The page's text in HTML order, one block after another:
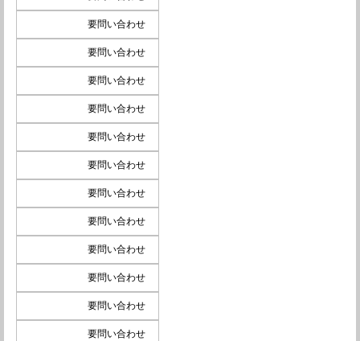
要問い合わせ
要問い合わせ
要問い合わせ
要問い合わせ
要問い合わせ
要問い合わせ
要問い合わせ
要問い合わせ
要問い合わせ
要問い合わせ
要問い合わせ
要問い合わせ